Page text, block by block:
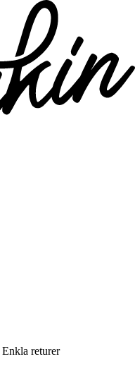
Enkla returer